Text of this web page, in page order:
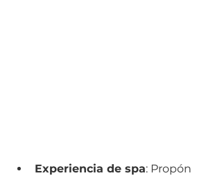
Experiencia de spa: Propón